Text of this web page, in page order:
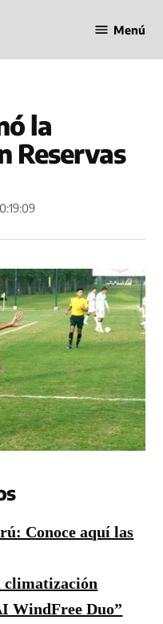
Menú
la
Reservas
Conoce aquí las
climatización
WindFree Duo”